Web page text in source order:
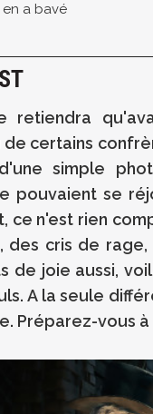
en a bavé
retiendra
de certains
simple
pouvaient se
ce n'est rien
des cris de
de joie aussi,
A la seule
Préparez-vous